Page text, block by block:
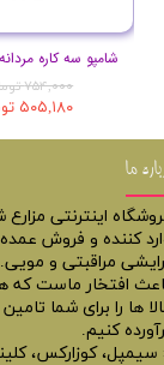
۷۵۴,۰۰۰ تومان
۵۰۵,۱۸۰ تومان
ما
اینترنتی
کننده و فروش
مراقبتی و مویی.
افتخار ماست که
ها را برای شما
کنیم.
سیمپل، کوزارکس،